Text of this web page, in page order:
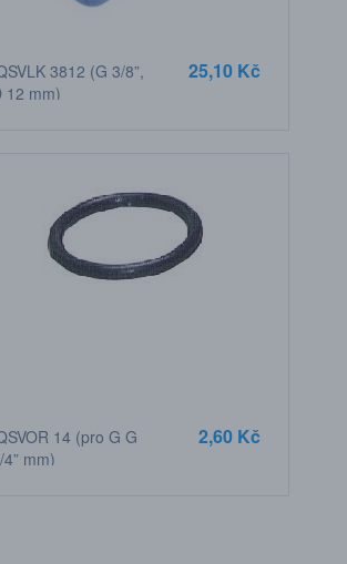
3812 (G 3/8”,
12 mm)
25,10 Kč
14 (pro G G
4” mm)
2,60 Kč